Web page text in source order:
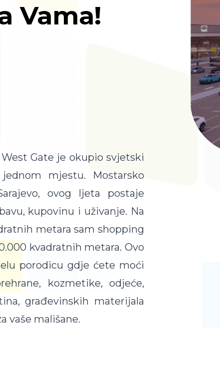
Vama!
Gate je okupio svjetski
mjestu. Mostarsko
ovog ljeta postaje
kupovinu i uživanje. Na
metara sam shopping
kvadratnih metara. Ovo
porodicu gdje ćete moći
kozmetike, odjeće,
građevinskih materijala
vaše mališane.